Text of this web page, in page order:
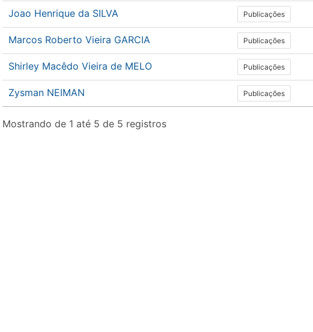
Joao Henrique da SILVA Publicações
Marcos Roberto Vieira GARCIA Publicações
Shirley Macêdo Vieira de MELO Publicações
Zysman NEIMAN Publicações
Mostrando de 1 até 5 de 5 registros